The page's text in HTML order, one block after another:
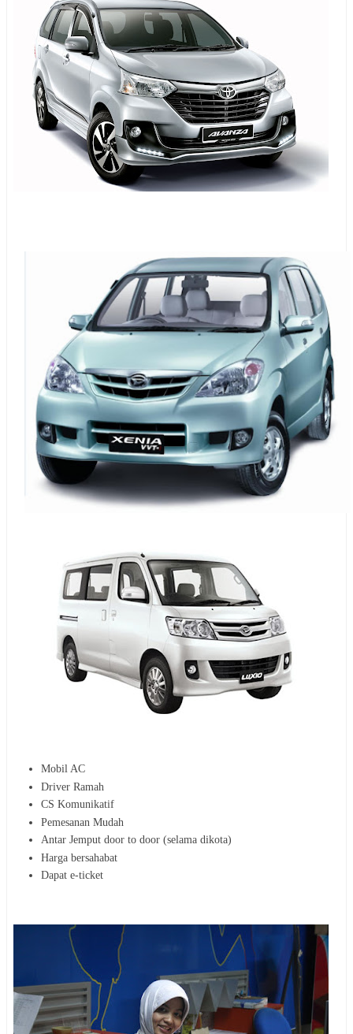
Mobil AC
Driver Ramah
CS Komunikatif
Pemesanan Mudah
Antar Jemput door to door (selama dikota)
Harga bersahabat
Dapat e-ticket